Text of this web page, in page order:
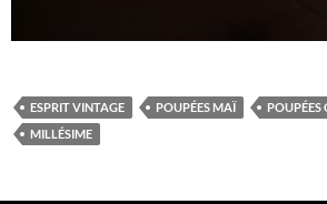
ESPRIT VINTAGE POUPÉES MAÏ
POUPÉES
MILLÉSIME